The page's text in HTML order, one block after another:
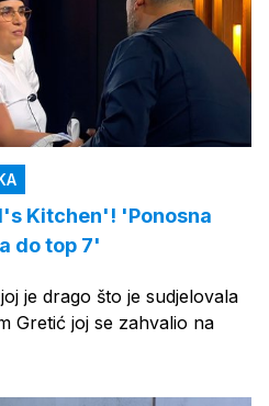
Kitchen'! 'Ponosna
do top 7'
je drago što je sudjelovala
Gretić joj se zahvalio na